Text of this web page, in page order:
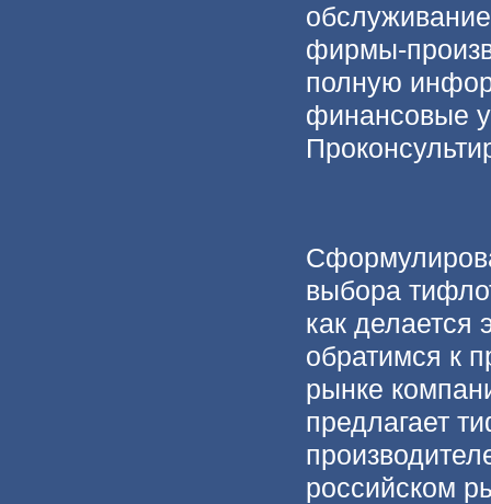
фирмы-
полную
финансовые
выбора
как делается
обратимся к
рынке
предлагает
российском